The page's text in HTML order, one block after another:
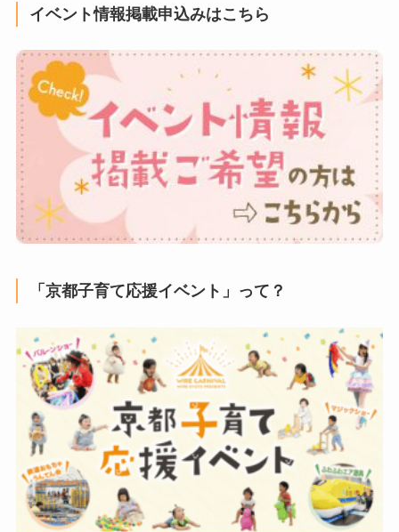
イベント情報掲載申込みはこちら
「京都子育て応援イベント」って？